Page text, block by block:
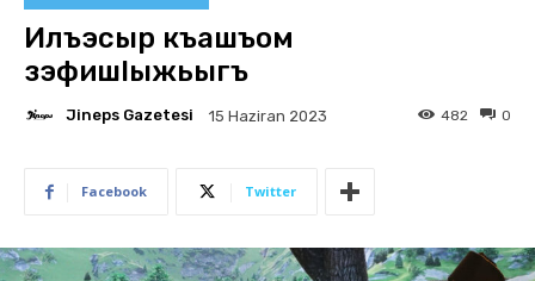
Илъэсыр къашъом
зэфишlыжьыгъ
Jineps Gazetesi 15 Haziran 2023 0
482
Facebook Twitter